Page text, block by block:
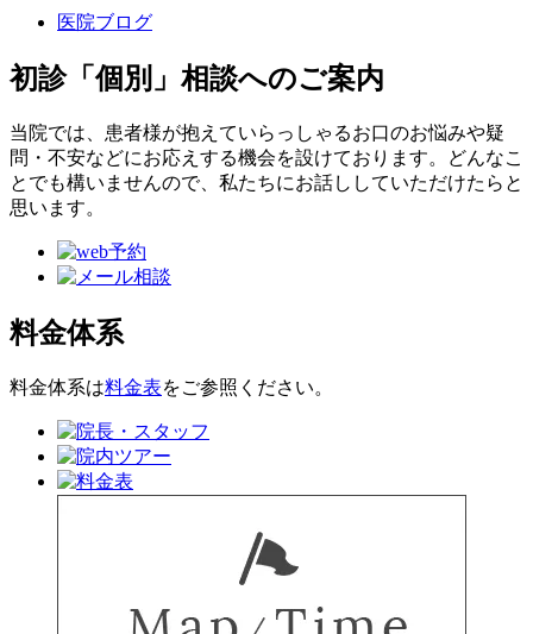
医院ブログ
初診「個別」相談へのご案内
当院では、患者様が抱えていらっしゃるお口のお悩みや疑
問・不安などにお応えする機会を設けております。どんなこ
とでも構いませんので、私たちにお話ししていただけたらと
思います。
料金体系
料金体系は料金表をご参照ください。